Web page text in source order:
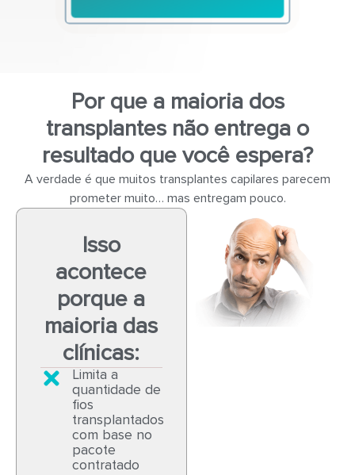
Por que a maioria dos
transplantes não entrega o
resultado que você espera?
A verdade é que muitos transplantes capilares parecem
prometer muito… mas entregam pouco.
Isso
acontece
porque a
maioria das
clínicas:
Limita a
quantidade de
fios
transplantados
com base no
pacote
contratado